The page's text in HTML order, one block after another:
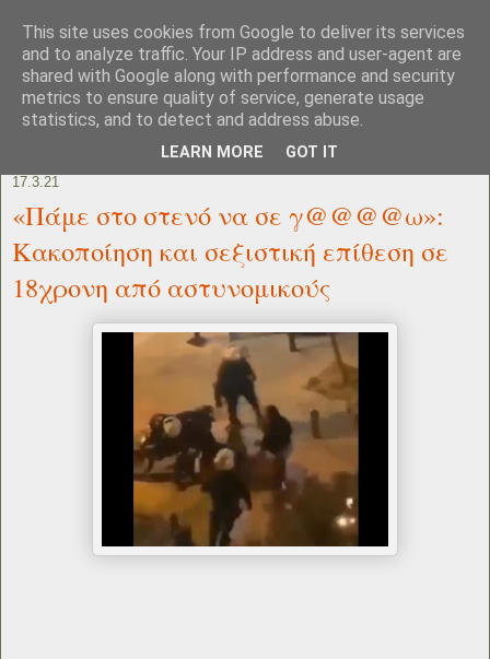
17.3.21
«Πάμε στο στενό να σε γ@@@@ω»:
Κακοποίηση και σεξιστική επίθεση σε
18χρονη από αστυνομικούς
This site uses cookies from Google to deliver its services
and to analyze traffic. Your IP address and user-agent are
shared with Google along with performance and security
metrics to ensure quality of service, generate usage
statistics, and to detect and address abuse.
LEARN MORE GOT IT